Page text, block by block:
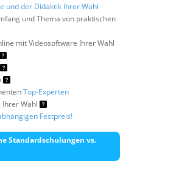
und der Didaktik Ihrer Wahl
und Thema von praktischen
mit Videosoftware Ihrer Wahl
Top-Experten
Wahl
Festpreis!
Standardschulungen vs.